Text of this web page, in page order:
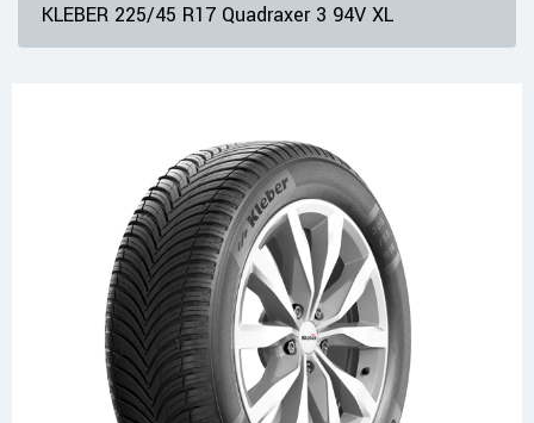
KLEBER 225/45 R17 Quadraxer 3 94V XL